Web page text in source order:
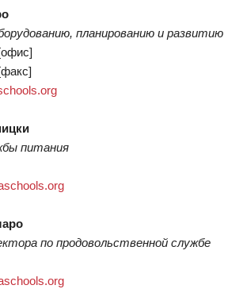
планированию и развитию
питания
по продовольственной службе